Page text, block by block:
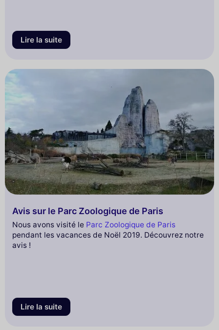
Lire la suite
Avis sur le Parc Zoologique de Paris
Nous avons visité le Parc Zoologique de Paris
pendant les vacances de Noël 2019. Découvrez notre
avis !
Lire la suite